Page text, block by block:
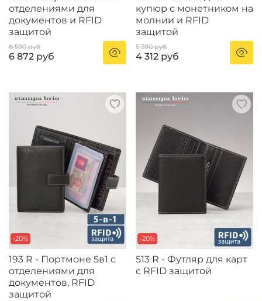
отделениями для
документов и RFID
защитой
8 590 руб
6 872 руб
купюр с монетником на
молнии и RFID
защитой
5 390 руб
4 312 руб
-20%
193 R - Портмоне 5в1 с
отделениями для
документов, RFID
защитой
-20%
513 R - Футляр для карт
с RFID защитой